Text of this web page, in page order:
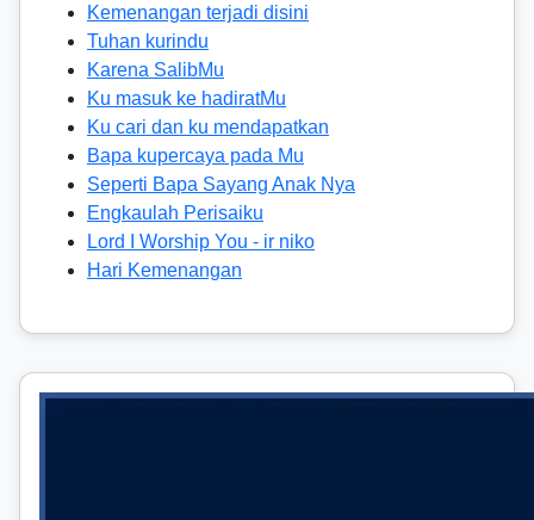
Kemenangan terjadi disini
Tuhan kurindu
Karena SalibMu
Ku masuk ke hadiratMu
Ku cari dan ku mendapatkan
Bapa kupercaya pada Mu
Seperti Bapa Sayang Anak Nya
Engkaulah Perisaiku
Lord I Worship You - ir niko
Hari Kemenangan